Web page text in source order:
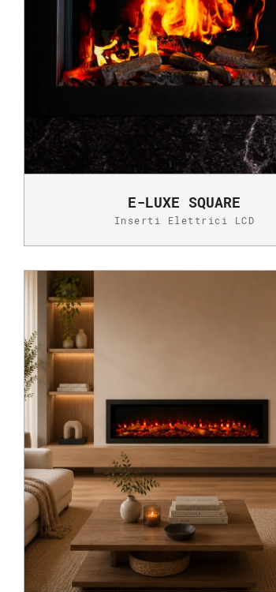
E-LUXE SQUARE
Inserti Elettrici LCD